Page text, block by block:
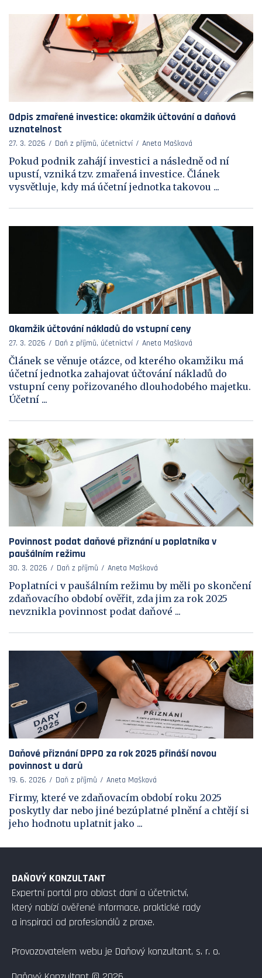
Odpis zmařené investice: okamžik účtování a daňová
uznatelnost
27. 3. 2026 Daň z příjmů, účetnictví Aneta Mašková
Pokud podnik zahájí investici a následně od ní
upustí, vzniká tzv. zmařená investice. Článek
vysvětluje, kdy má účetní jednotka takovou ...
Okamžik účtování nákladů do vstupní ceny
27. 3. 2026 Daň z příjmů, účetnictví Aneta Mašková
Článek se věnuje otázce, od kterého okamžiku má
účetní jednotka zahajovat účtování nákladů do
vstupní ceny pořizovaného dlouhodobého majetku.
Účetní ...
Povinnost podat daňové přiznání u poplatníka v
paušálním režimu
30. 3. 2026 Daň z příjmů Aneta Mašková
Poplatníci v paušálním režimu by měli po skončení
zdaňovacího období ověřit, zda jim za rok 2025
nevznikla povinnost podat daňové ...
Daňové přiznání DPPO za rok 2025 přináší novou
povinnost u darů
19. 6. 2026 Daň z příjmů Aneta Mašková
Firmy, které ve zdaňovacím období roku 2025
poskytly dar nebo jiné bezúplatné plnění a chtějí si
jeho hodnotu uplatnit jako ...
DAŇOVÝ KONZULTANT
Expertní portál pro oblast daní a účetnictví,
který nabízí ověřené informace, praktické rady
a inspiraci od profesionálů z praxe.
Provozovatelem webu je Daňový konzultant, s. r. o.